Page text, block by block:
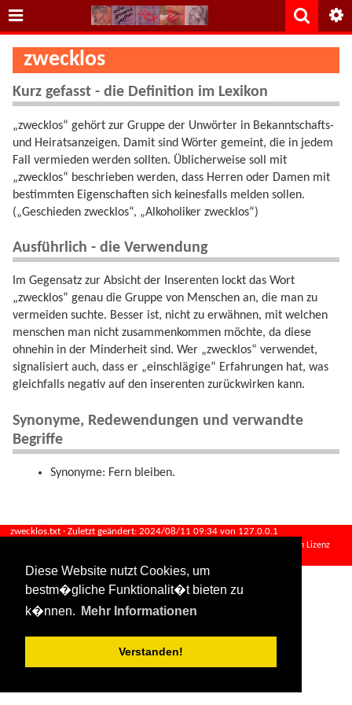
Diese Website nutzt Cookies, um
bestm�gliche Funktionalit�t bieten zu
k�nnen.
Mehr Informationen
Verstanden!
zwecklos
Kurz gefasst - die Definition im Lexikon
„zwecklos“ gehört zur Gruppe der Unwörter in Bekanntschafts-
und Heiratsanzeigen. Damit sind Wörter gemeint, die in jedem
Fall vermieden werden sollten. Üblicherweise soll mit
„zwecklos“ beschrieben werden, dass Herren oder Damen mit
bestimmten Eigenschaften sich keinesfalls melden sollen.
(„Geschieden zwecklos“, „Alkoholiker zwecklos“)
Ausführlich - die Verwendung
Im Gegensatz zur Absicht der Inserenten lockt das Wort
„zwecklos“ genau die Gruppe von Menschen an, die man zu
vermeiden suchte. Besser ist, nicht zu erwähnen, mit welchen
menschen man nicht zusammenkommen möchte, da diese
ohnehin in der Minderheit sind. Wer „zwecklos“ verwendet,
signalisiert auch, dass er „einschlägige“ Erfahrungen hat, was
gleichfalls negativ auf den inserenten zurückwirken kann.
Synonyme, Redewendungen und verwandte
Begriffe
Synonyme: Fern bleiben.
zwecklos.txt · Zuletzt geändert: 2024/08/11 09:34 von 127.0.0.1
Falls nicht anders bezeichnet, ist der Inhalt dieses Wikis unter der folgenden Lizenz